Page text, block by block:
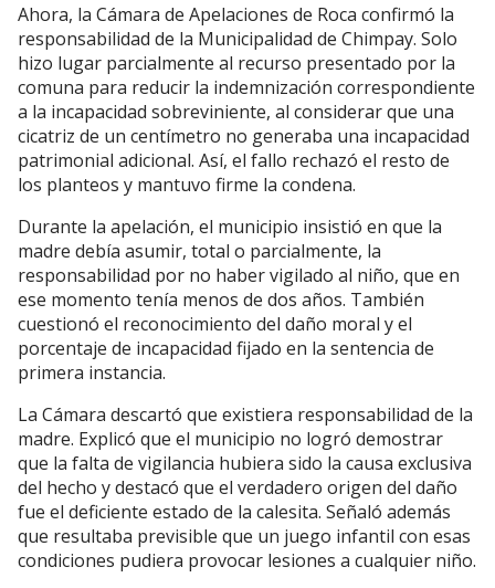
Ahora, la Cámara de Apelaciones de Roca confirmó la
responsabilidad de la Municipalidad de Chimpay. Solo
hizo lugar parcialmente al recurso presentado por la
comuna para reducir la indemnización correspondiente
a la incapacidad sobreviniente, al considerar que una
cicatriz de un centímetro no generaba una incapacidad
patrimonial adicional. Así, el fallo rechazó el resto de
los planteos y mantuvo firme la condena.
Durante la apelación, el municipio insistió en que la
madre debía asumir, total o parcialmente, la
responsabilidad por no haber vigilado al niño, que en
ese momento tenía menos de dos años. También
cuestionó el reconocimiento del daño moral y el
porcentaje de incapacidad fijado en la sentencia de
primera instancia.
La Cámara descartó que existiera responsabilidad de la
madre. Explicó que el municipio no logró demostrar
que la falta de vigilancia hubiera sido la causa exclusiva
del hecho y destacó que el verdadero origen del daño
fue el deficiente estado de la calesita. Señaló además
que resultaba previsible que un juego infantil con esas
condiciones pudiera provocar lesiones a cualquier niño.